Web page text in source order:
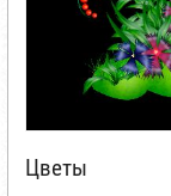
Цветы